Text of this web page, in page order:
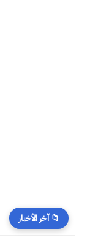
📁 آخر الأخبار